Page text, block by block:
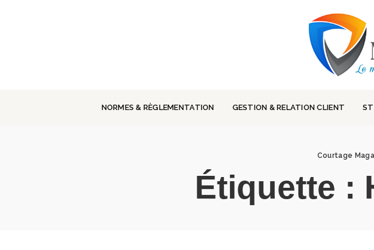
NORMES & RÈGLEMENTATION GESTION & RELATION CLIENT
Courtage
Étiquette :